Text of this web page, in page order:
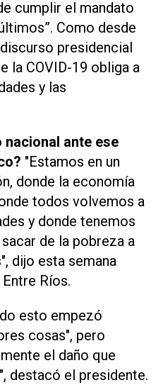
cumplir el mandato
Como desde
presidencial
la COVID-19 obliga a
y las
nacional ante ese
"Estamos en un
donde la economía
todos volvemos a
y donde tenemos
de la pobreza a
dijo esta semana
Entre Ríos.
esto empezó
cosas", pero
el daño que
destacó el presidente.